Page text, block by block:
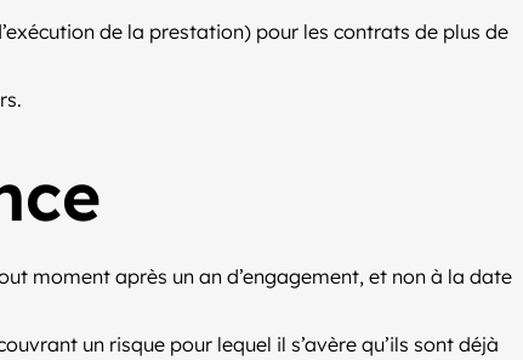
de la prestation) pour les contrats de plus de
moment après un an d’engagement, et non à la date
un risque pour lequel il s’avère qu’ils sont déjà